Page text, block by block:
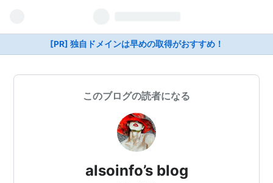
[PR] 独自ドメインは早めの取得がおすすめ！
このブログの読者になる
alsoinfo’s blog